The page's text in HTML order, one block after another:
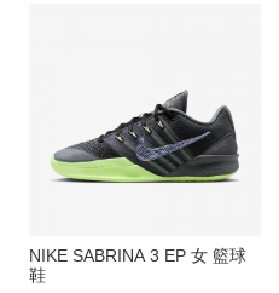
NIKE SABRINA 3 EP 女 籃球
鞋